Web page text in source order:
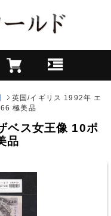
英国/イギリス 1992年 エ
極美品
ベス女王像 10ポ
品